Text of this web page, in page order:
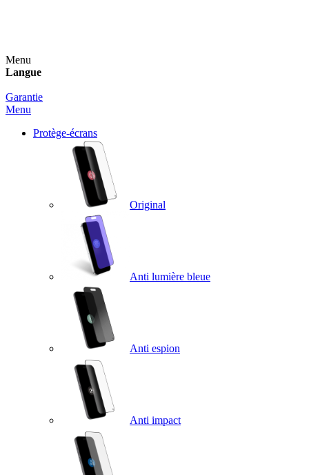
Menu
Langue
Garantie
Menu
Protège-écrans
Original
Anti lumière bleue
Anti espion
Anti impact